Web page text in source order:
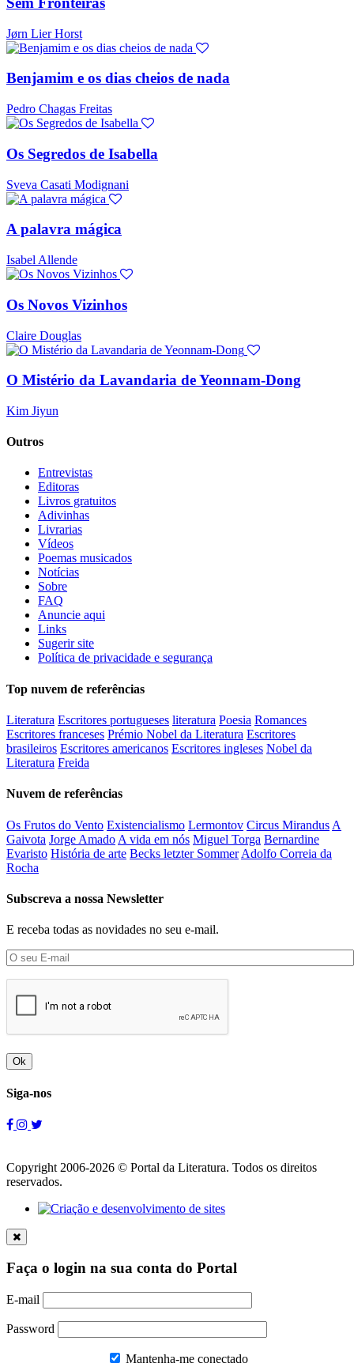
Jørn Lier Horst
Benjamim e os dias cheios de nada
Pedro Chagas Freitas
Os Segredos de Isabella
Sveva Casati Modignani
A palavra mágica
Isabel Allende
Os Novos Vizinhos
Claire Douglas
O Mistério da Lavandaria de Yeonnam-Dong
Kim Jiyun
Outros
Entrevistas
Editoras
Livros gratuitos
Adivinhas
Livrarias
Vídeos
Poemas musicados
Notícias
Sobre
FAQ
Anuncie aqui
Links
Sugerir site
Política de privacidade e segurança
Top nuvem de referências
Literatura Escritores portugueses literatura Poesia Romances
Escritores franceses Prémio Nobel da Literatura Escritores
brasileiros Escritores americanos Escritores ingleses Nobel da
Literatura Freida
Nuvem de referências
Os Frutos do Vento Existencialismo Lermontov Circus Mirandus A
Gaivota Jorge Amado A vida em nós Miguel Torga Bernardine
Evaristo História de arte Becks letzter Sommer Adolfo Correia da
Rocha
Subscreva a nossa Newsletter
E receba todas as novidades no seu e-mail.
Ok
Siga-nos
Copyright 2006-2026 © Portal da Literatura. Todos os direitos
reservados.
Faça o login na sua conta do Portal
E-mail
Password
Mantenha-me conectado